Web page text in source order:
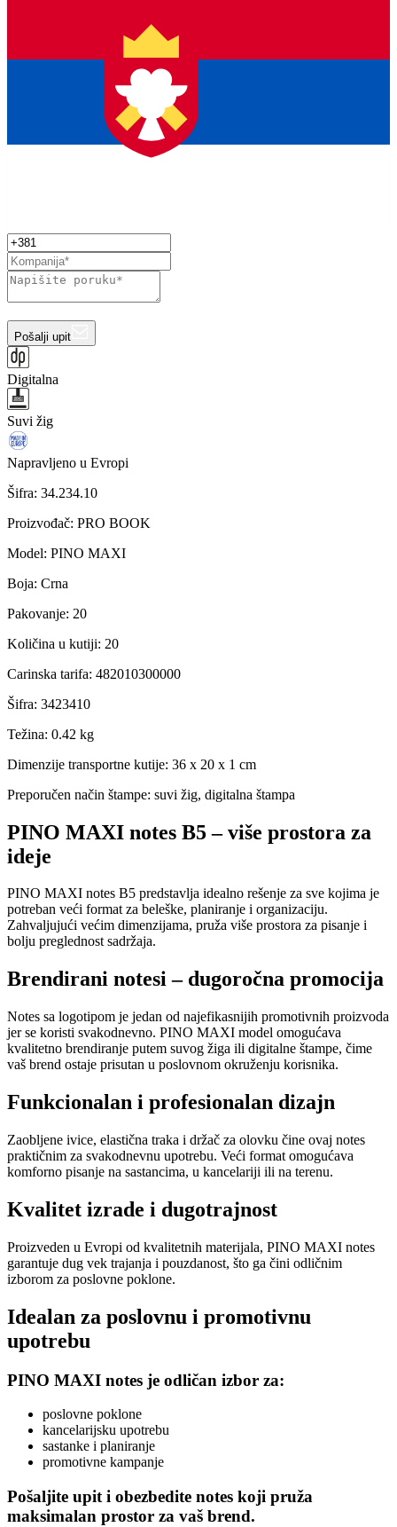
Pošalji upit
Digitalna
Suvi žig
Napravljeno u Evropi
Šifra: 34.234.10
Proizvođač: PRO BOOK
Model: PINO MAXI
Boja: Crna
Pakovanje: 20
Količina u kutiji: 20
Carinska tarifa: 482010300000
Šifra: 3423410
Težina: 0.42 kg
Dimenzije transportne kutije: 36 x 20 x 1 cm
Preporučen način štampe: suvi žig, digitalna štampa
PINO MAXI notes B5 – više prostora za
ideje
PINO MAXI notes B5 predstavlja idealno rešenje za sve kojima je
potreban veći format za beleške, planiranje i organizaciju.
Zahvaljujući većim dimenzijama, pruža više prostora za pisanje i
bolju preglednost sadržaja.
Brendirani notesi – dugoročna promocija
Notes sa logotipom je jedan od najefikasnijih promotivnih proizvoda
jer se koristi svakodnevno. PINO MAXI model omogućava
kvalitetno brendiranje putem suvog žiga ili digitalne štampe, čime
vaš brend ostaje prisutan u poslovnom okruženju korisnika.
Funkcionalan i profesionalan dizajn
Zaobljene ivice, elastična traka i držač za olovku čine ovaj notes
praktičnim za svakodnevnu upotrebu. Veći format omogućava
komforno pisanje na sastancima, u kancelariji ili na terenu.
Kvalitet izrade i dugotrajnost
Proizveden u Evropi od kvalitetnih materijala, PINO MAXI notes
garantuje dug vek trajanja i pouzdanost, što ga čini odličnim
izborom za poslovne poklone.
Idealan za poslovnu i promotivnu
upotrebu
PINO MAXI notes je odličan izbor za:
poslovne poklone
kancelarijsku upotrebu
sastanke i planiranje
promotivne kampanje
Pošaljite upit i obezbedite notes koji pruža
maksimalan prostor za vaš brend.